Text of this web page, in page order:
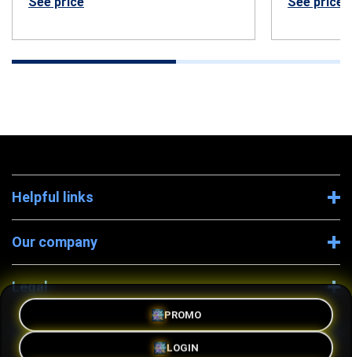
Helpful links
Our company
Legal
Company Information
PROMO
LOGIN